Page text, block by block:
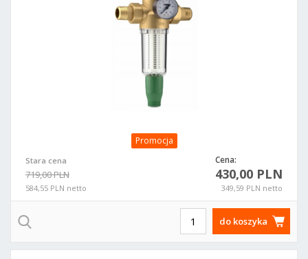
Promocja
Stara cena
719,00 PLN
584,55 PLN netto
Cena:
430,00 PLN
349,59 PLN netto
do koszyka